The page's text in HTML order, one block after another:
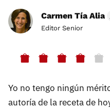
Carmen Tía Alia
Editor Senior
Yo no tengo ningún
autoría de la receta de